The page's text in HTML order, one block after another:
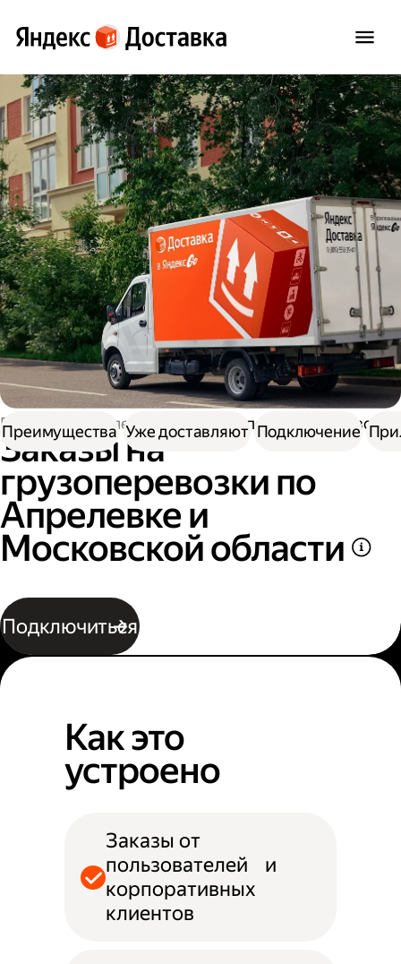
Работа водителем Заказы на перевозку грузов
Заказы на
грузоперевозки по
Апрелевке и
Московской области
Подключиться
Преимущества Уже доставляют Подключение
Как это
устроено
Заказы от
пользователей и
корпоративных
клиентов